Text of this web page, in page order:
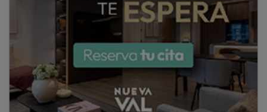
como la Uralita. Durante la Guerra Civil, la factoría
siguió abierta, aunque la producción de materiales
para la construcción descendió de manera
considerable.
PUBLICIDAD